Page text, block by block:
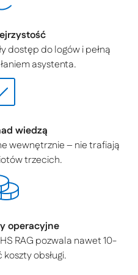
dostęp do logów i pełną
asystenta.
wiedzą
wewnętrznie – nie trafiają
trzecich.
operacyjne
RAG pozwala nawet 10-
obsługi.